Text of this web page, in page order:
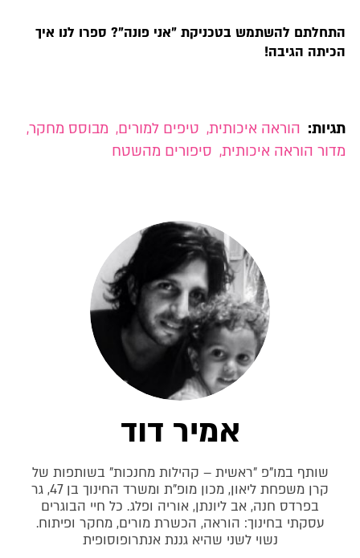
התחלתם להשתמש בטכניקת "אני פונה"? ספרו לנו איך
הכיתה הגיבה!
תגיות: הוראה איכותית, טיפים למורים, מבוסס מחקר,
מדור הוראה איכותית, סיפורים מהשטח
אמיר דוד
שותף במו"פ "ראשית – קהילות מחנכות" בשותפות של
קרן משפחת ליאון, מכון מופ"ת ומשרד החינוך בן 47, גר
בפרדס חנה, אב ליונתן, אוריה ופלג. כל חיי הבוגרים
עסקתי בחינוך: הוראה, הכשרת מורים, מחקר ופיתוח.
נשוי לשני שהיא גננת אנתרופוסופית